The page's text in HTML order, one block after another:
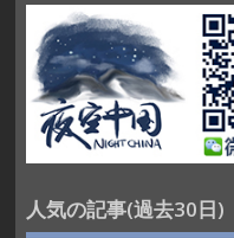
人気の記事(過去30日)